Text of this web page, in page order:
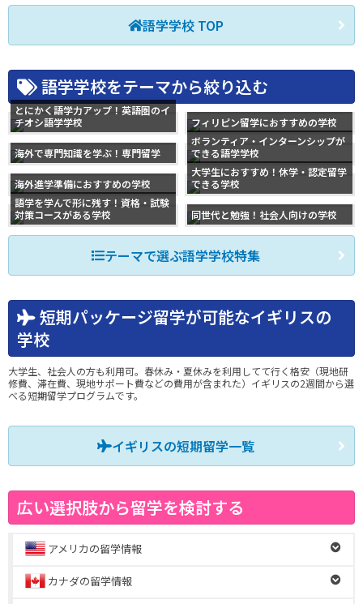
語学学校 TOP
語学学校をテーマから絞り込む
とにかく語学力アップ！英語圏のイ
チオシ語学学校
フィリピン留学におすすめの学校
海外で専門知識を学ぶ！専門留学
ボランティア・インターンシップが
できる語学学校
海外進学準備におすすめの学校
大学生におすすめ！休学・認定留学
できる学校
語学を学んで形に残す！資格・試験
対策コースがある学校
同世代と勉強！社会人向けの学校
テーマで選ぶ語学学校特集
短期パッケージ留学が可能なイギリスの
学校
大学生、社会人の方も利用可。春休み・夏休みを利用してて行く格安（現地研
修費、滞在費、現地サポート費などの費用が含まれた）イギリスの2週間から選
べる短期留学プログラムです。
イギリスの短期留学一覧
広い選択肢から留学を検討する
アメリカの留学情報
カナダの留学情報